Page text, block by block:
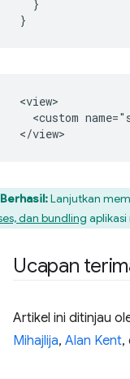
}
}
<view>
<custom
Berhasil:Lanjutkan
dan bundling aplikasi
Ucapan
Artikel ini ditinjau
Mihajlija, Alan Kent,